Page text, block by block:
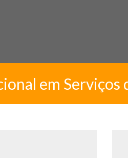
em Serviços